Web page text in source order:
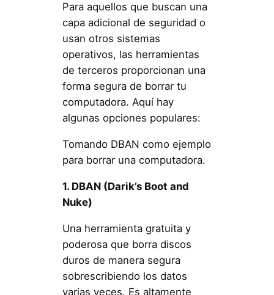
Para aquellos que buscan una
capa adicional de seguridad o
usan otros sistemas
operativos, las herramientas
de terceros proporcionan una
forma segura de borrar tu
computadora. Aquí hay
algunas opciones populares:
Tomando DBAN como ejemplo
para borrar una computadora.
1. DBAN (Darik’s Boot and
Nuke)
Una herramienta gratuita y
poderosa que borra discos
duros de manera segura
sobrescribiendo los datos
varias veces. Es altamente